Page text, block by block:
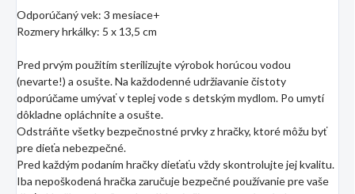
Odporúčaný vek: 3 mesiace+
Rozmery hrkálky: 5 x 13,5 cm
Pred prvým použitím sterilizujte výrobok horúcou vodou
(nevarte!) a osušte. Na každodenné udržiavanie čistoty
odporúčame umývať v teplej vode s detským mydlom. Po umytí
dôkladne opláchnite a osušte.
Odstráňte všetky bezpečnostné prvky z hračky, ktoré môžu byť
pre dieťa nebezpečné.
Pred každým podaním hračky dieťaťu vždy skontrolujte jej kvalitu.
Iba nepoškodená hračka zaručuje bezpečné používanie pre vaše